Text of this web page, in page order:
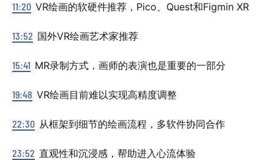
11:20 VR绘画的软硬件推荐，Pico、Quest和Figmin XR
13:52 国外VR绘画艺术家推荐
15:41 MR录制方式，画师的表演也是重要的一部分
19:48 VR绘画目前难以实现高精度调整
22:30 从框架到细节的绘画流程，多软件协同合作
23:52 直观性和沉浸感，帮助进入心流体验